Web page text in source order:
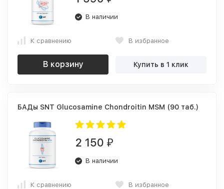
В наличии
К сравнению В избранное
В корзину Купить в 1 клик
БАДы SNT Glucosamine Chondroitin MSM (90 таб.)
2 150 ₽
В наличии
К сравнению В избранное